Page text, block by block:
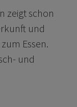
zeigt schon
und
Essen.
und